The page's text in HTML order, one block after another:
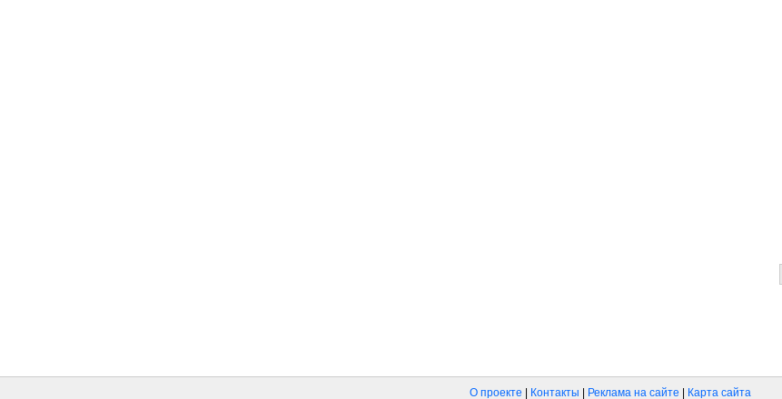
О проекте Контакты Реклама на сайте Карта сайта